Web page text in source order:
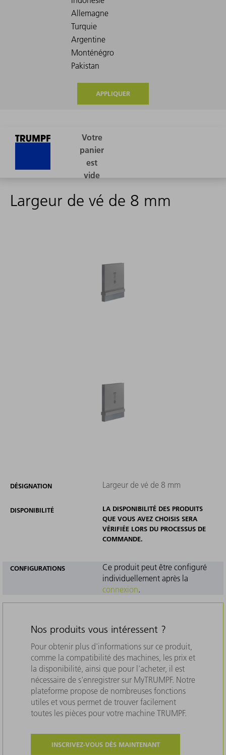
APPLIQUER
Largeur de vé de 8 mm
DÉSIGNATION Largeur de vé de 8 mm
DISPONIBILITÉ
LA DISPONIBILITÉ DES PRODUITS
QUE VOUS AVEZ CHOISIS SERA
VÉRIFIÉE LORS DU PROCESSUS DE
COMMANDE.
CONFIGURATIONS
Ce produit peut être configuré
individuellement après la
connexion.
Nos produits vous intéressent ?
Pour obtenir plus d'informations sur ce produit,
comme la compatibilité des machines, les prix et
la disponibilité, ainsi que pour l'acheter, il est
nécessaire de s'enregistrer sur MyTRUMPF. Notre
plateforme propose de nombreuses fonctions
utiles et vous permet de trouver facilement
toutes les pièces pour votre machine TRUMPF.
INSCRIVEZ-VOUS DÈS MAINTENANT